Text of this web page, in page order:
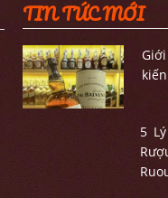
TIN TỨC MỚI
5